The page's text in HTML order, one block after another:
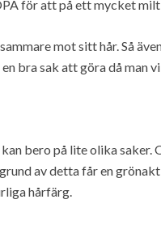
för att på ett mycket
mot sitt hår. Så
bra sak att göra då man
bero på lite olika saker.
av detta får en
hårfärg.